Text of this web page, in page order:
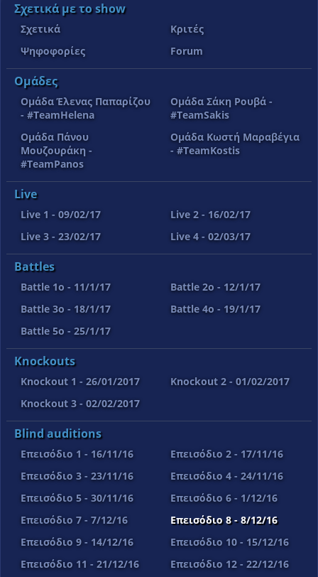
Σχετικά με το show
Σχετικά
Κριτές
Ψηφοφορίες
Forum
Ομάδες
Ομάδα Έλενας Παπαρίζου
- #TeamHelena
Ομάδα Σάκη Ρουβά -
#TeamSakis
Ομάδα Πάνου
Μουζουράκη -
#TeamPanos
Ομάδα Κωστή Μαραβέγια
- #TeamKostis
Live
Live 1 - 09/02/17
Live 2 - 16/02/17
Live 3 - 23/02/17
Live 4 - 02/03/17
Battles
Battle 1o - 11/1/17
Battle 2o - 12/1/17
Battle 3o - 18/1/17
Battle 4o - 19/1/17
Battle 5o - 25/1/17
Knockouts
Knockout 1 - 26/01/2017
Knockout 2 - 01/02/2017
Knockout 3 - 02/02/2017
Blind auditions
Επεισόδιο 1 - 16/11/16
Επεισόδιο 2 - 17/11/16
Επεισόδιο 3 - 23/11/16
Επεισόδιο 4 - 24/11/16
Επεισόδιο 5 - 30/11/16
Επεισόδιο 6 - 1/12/16
Επεισόδιο 7 - 7/12/16
Επεισόδιο 8 - 8/12/16
Επεισόδιο 9 - 14/12/16
Επεισόδιο 10 - 15/12/16
Επεισόδιο 11 - 21/12/16
Επεισόδιο 12 - 22/12/16